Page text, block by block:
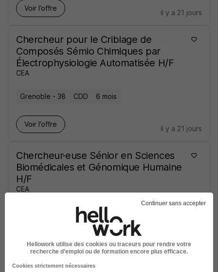
Voir l’offre
il y a 21 jours
Chercheur pour le Criblage de
Composés Sémio Chimiques par
Électrophysiologie Automatisée H/F
CEA
Grenoble - 38 CDD 6 mois
Voir l’offre
il y a 21 jours
Chercheur·euse Sénior en Sciences
Biomédicales et Génomique Humaine
H/F
CEA
Évry-Courcouronnes - 91
Voir l’offre
il y a 22 jours
Continuer sans accepter
Hellowork utilise des cookies ou traceurs pour rendre votre
recherche d’emploi ou de formation encore plus efficace.
Cookies strictement nécessaires